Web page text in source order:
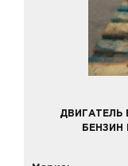
ДВИГАТЕЛЬ
БЕНЗИН